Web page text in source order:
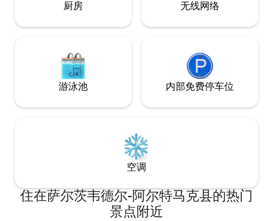
厨房 无线网络
游泳池 内部免费停车位
空调
住在萨尔茨韦德尔-阿尔特马克县的热门
景点附近